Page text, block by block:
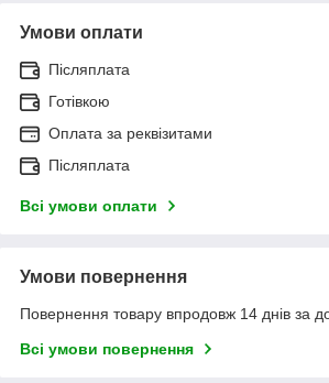
Умови оплати
Післяплата
Готівкою
Оплата за реквізитами
Післяплата
Всі умови оплати
Умови повернення
Повернення товару впродовж 14 днів за
Всі умови повернення